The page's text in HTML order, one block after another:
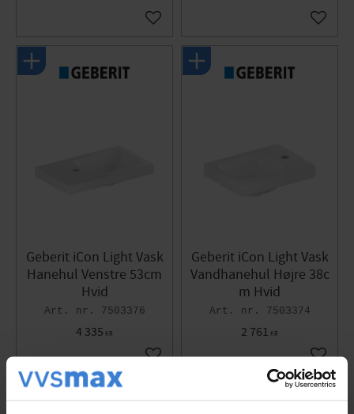
Gem som favorit Gem
Geberit iCon Light Vask
Hanehul Venstre 53cm
Hvid
7503376
4 335 KR
Gem som favorit
Geberit iCon Light Vask
Vandhanehul Højre 38c
m Hvid
7503374
2 761 KR
Gem